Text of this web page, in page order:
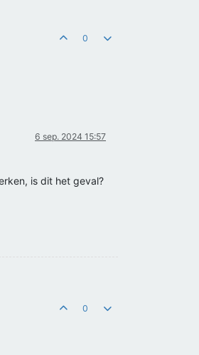
0
6 sep. 2024 15:57
is dit het geval?
0